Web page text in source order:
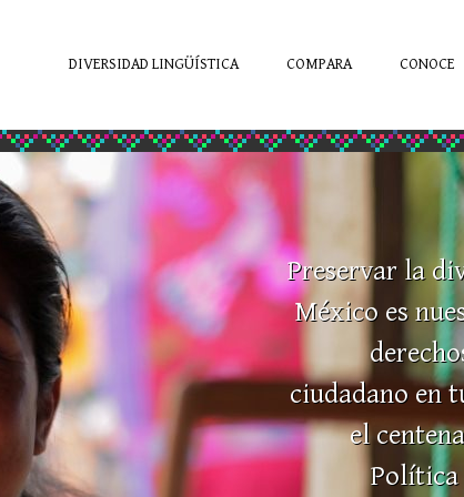
DIVERSIDAD LINGÜÍSTICA COMPARA CONOCE
Preservar la
México es
ciudadano en
el
Política